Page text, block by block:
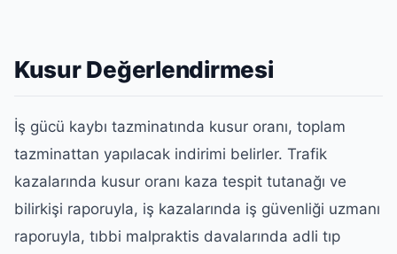
Kusur Değerlendirmesi
İş gücü kaybı tazminatında kusur oranı, toplam
tazminattan yapılacak indirimi belirler. Trafik
kazalarında kusur oranı kaza tespit tutanağı ve
bilirkişi raporuyla, iş kazalarında iş güvenliği uzmanı
raporuyla, tıbbi malpraktis davalarında adli tıp